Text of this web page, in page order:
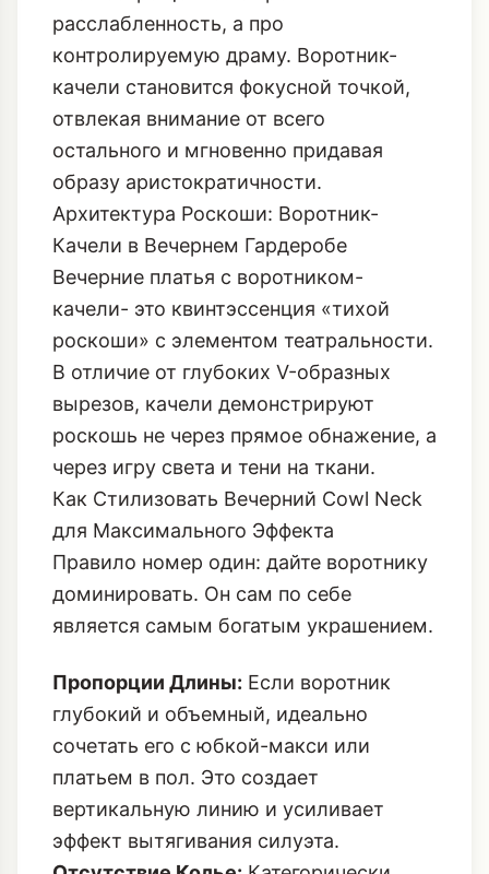
отвлекая внимание от всего
остального и мгновенно придавая
образу аристократичности.
Вечерние платья с воротником-
качели- это квинтэссенция «тихой
роскоши» с элементом театральности.
В отличие от глубоких V-образных
через игру света и тени на ткани.
для Максимального Эффекта
доминировать. Он сам по себе
является самым богатым украшением.
Пропорции Длины:Если воротник
глубокий и объемный, идеально
сочетать его с юбкой-макси или
платьем в пол. Это создает
вертикальную линию и усиливает
эффект вытягивания силуэта.
Отсутствие Колье:
идеальную геометрию драпировки.
Если хочется добавить блеска,